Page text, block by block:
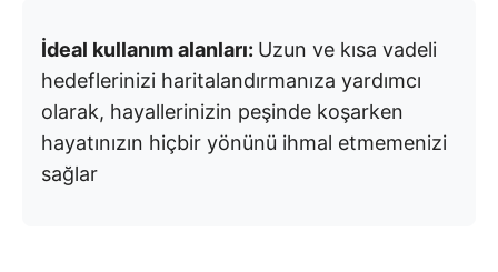
İdeal kullanım alanları: Uzun ve kısa vadeli
hedeflerinizi haritalandırmanıza yardımcı
olarak, hayallerinizin peşinde koşarken
hayatınızın hiçbir yönünü ihmal etmemenizi
sağlar